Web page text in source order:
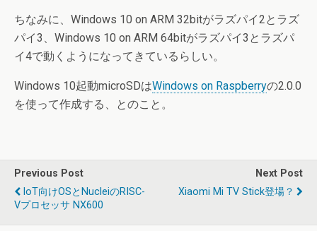
ちなみに、Windows 10 on ARM 32bitがラズパイ2とラズ
パイ3、Windows 10 on ARM 64bitがラズパイ3とラズパ
イ4で動くようになってきているらしい。
Windows 10起動microSDはWindows on Raspberryの2.0.0
を使って作成する、とのこと。
Previous Post
IoT向けOSとNucleiのRISC-
Vプロセッサ NX600
Next Post
Xiaomi Mi TV Stick登場？